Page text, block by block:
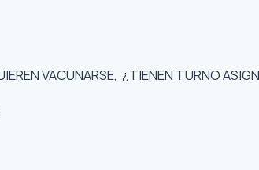
VACUNARSE, ¿TIENEN TURNO